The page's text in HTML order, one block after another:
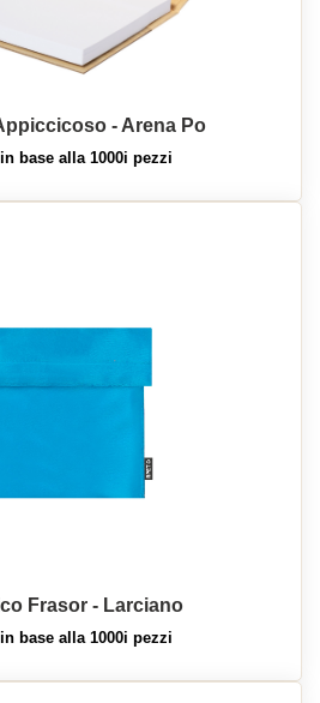
- Arena Po
base alla 1000i pezzi
Frasor - Larciano
base alla 1000i pezzi